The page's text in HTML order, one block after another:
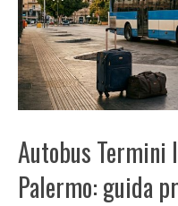
Autobus Termini
Palermo: guida